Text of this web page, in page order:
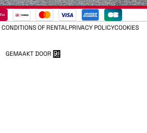
OF RENTALPRIVACY POLICYCOOKIES
GEMAAKT DOOR